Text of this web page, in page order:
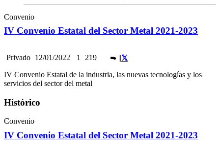
Convenio
IV Convenio Estatal del Sector Metal 2021-2023
Privado 12/01/2022 1 219 ||
IV Convenio Estatal de la industria, las nuevas tecnologías y los
servicios del sector del metal
Histórico
Convenio
IV Convenio Estatal del Sector Metal 2021-2023